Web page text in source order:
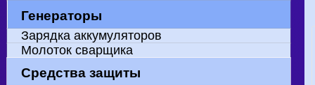
Сварка пропиленовых труб
Дрели ручные
Углошлифовальные машинки
Станции подогрева бетона
Производитель "HITACHI"
Генераторы
Сварочные генераторы
Электрогенераторы
Зарядка аккумуляторов
Молоток сварщика
Средства защиты